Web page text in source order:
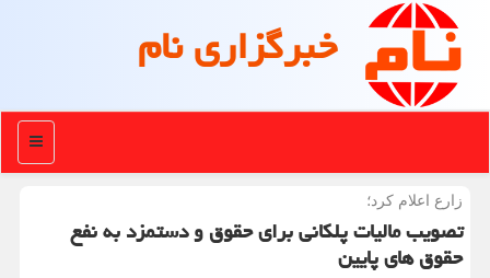
خبرگزاری نام
منو
زارع اعلام كرد؛
تصویب مالیات پلکانی برای حقوق و دستمزد به نفع
حقوق های پایین